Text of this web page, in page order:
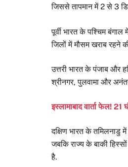
जिससे तापमान में 2 से 3
पूर्वी भारत के पश्चिम
जिलों में मौसम खराब रहने
उत्तरी भारत के पंजाब और
श्रीनगर, पुलवामा और
इस्लामाबाद वार्ता फेल!
दक्षिण भारत के तमिलनाडु
जबकि राज्य के बाकी
है.